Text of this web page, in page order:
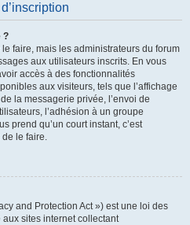
?
faire, mais les administrateurs du forum
aux utilisateurs inscrits. En vous
accès à des fonctionnalités
aux visiteurs, tels que l’affichage
la messagerie privée, l’envoi de
l’adhésion à un groupe
prend qu’un court instant, c’est
le faire.
and Protection Act ») est une loi des
aux sites internet collectant